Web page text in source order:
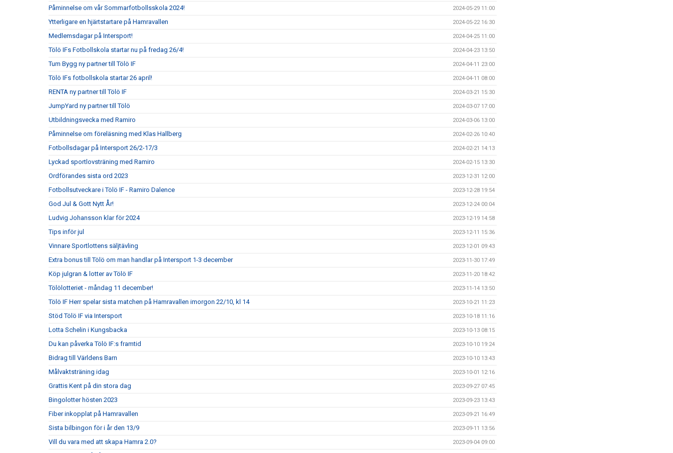
Påminnelse om vår Sommarfotbollsskola 2024! 2024-05-29 11:00
Ytterligare en hjärtstartare på Hamravallen 2024-05-22 16:30
Medlemsdagar på Intersport! 2024-04-25 11:00
Tölö IFs Fotbollskola startar nu på fredag 26/4! 2024-04-23 13:50
Tum Bygg ny partner till Tölö IF 2024-04-11 23:00
Tölö IFs fotbollskola startar 26 april! 2024-04-11 08:00
RENTA ny partner till Tölö IF 2024-03-21 15:30
JumpYard ny partner till Tölö 2024-03-07 17:00
Utbildningsvecka med Ramiro 2024-03-06 13:00
Påminnelse om föreläsning med Klas Hallberg 2024-02-26 10:40
Fotbollsdagar på Intersport 26/2-17/3 2024-02-21 14:13
Lyckad sportlovsträning med Ramiro 2024-02-15 13:30
Ordförandes sista ord 2023 2023-12-31 12:00
Fotbollsutveckare i Tölö IF - Ramiro Dalence 2023-12-28 19:54
God Jul & Gott Nytt År! 2023-12-24 00:04
Ludvig Johansson klar för 2024 2023-12-19 14:58
Tips inför jul 2023-12-11 15:36
Vinnare Sportlottens säljtävling 2023-12-01 09:43
Extra bonus till Tölö om man handlar på Intersport 1-3 december 2023-11-30 17:49
Köp julgran & lotter av Tölö IF 2023-11-20 18:42
Tölölotteriet - måndag 11 december! 2023-11-14 13:50
Tölö IF Herr spelar sista matchen på Hamravallen imorgon 22/10, kl 14 2023-10-21 11:23
Stöd Tölö IF via Intersport 2023-10-18 11:16
Lotta Schelin i Kungsbacka 2023-10-13 08:15
Du kan påverka Tölö IF:s framtid 2023-10-10 19:24
Bidrag till Världens Barn 2023-10-10 13:43
Målvaktsträning idag 2023-10-01 12:16
Grattis Kent på din stora dag 2023-09-27 07:45
Bingolotter hösten 2023 2023-09-23 13:43
Fiber inkopplat på Hamravallen 2023-09-21 16:49
Sista bilbingon för i år den 13/9 2023-09-11 13:56
Vill du vara med att skapa Hamra 2.0? 2023-09-04 09:00